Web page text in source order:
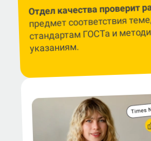
Отдел качества проверит
предмет соответствия
стандартам ГОСТа и
указаниям.